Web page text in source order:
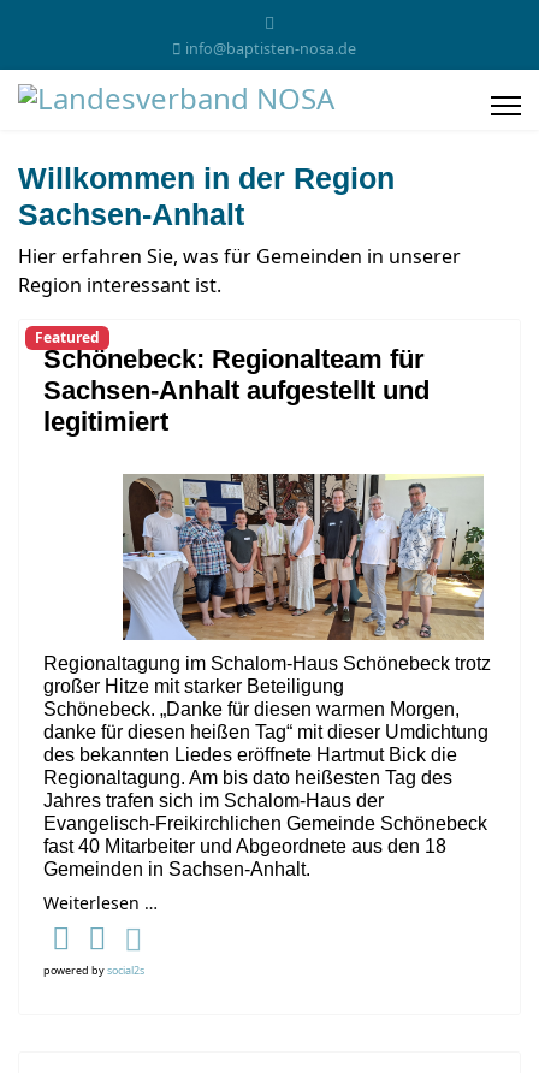
info@baptisten-nosa.de
Willkommen in der Region
Sachsen-Anhalt
Hier erfahren Sie, was für Gemeinden in unserer
Region interessant ist.
Featured
Schönebeck: Regionalteam für
Sachsen-Anhalt aufgestellt und
legitimiert
Regionaltagung im Schalom-Haus Schönebeck trotz
großer Hitze mit starker Beteiligung
Schönebeck. „Danke für diesen warmen Morgen,
danke für diesen heißen Tag“ mit dieser Umdichtung
des bekannten Liedes eröffnete Hartmut Bick die
Regionaltagung. Am bis dato heißesten Tag des
Jahres trafen sich im Schalom-Haus der
Evangelisch-Freikirchlichen Gemeinde Schönebeck
fast 40 Mitarbeiter und Abgeordnete aus den 18
Gemeinden in Sachsen-Anhalt.
Weiterlesen …
powered bysocial2s